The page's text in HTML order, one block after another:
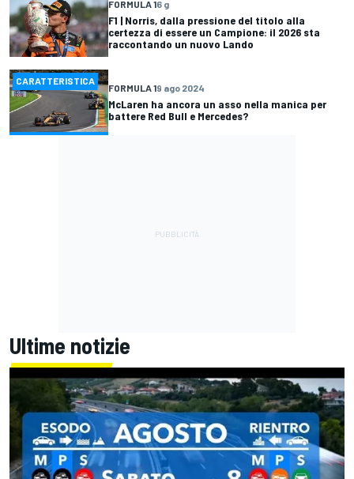
FORMULA 16 g
F1 | Norris, dalla pressione del titolo alla
certezza di essere un Campione: il 2026 sta
raccontando un nuovo Lando
CARATTERISTICA
FORMULA 19 ago 2024
McLaren ha ancora un asso nella manica per
battere Red Bull e Mercedes?
Ultime notizie